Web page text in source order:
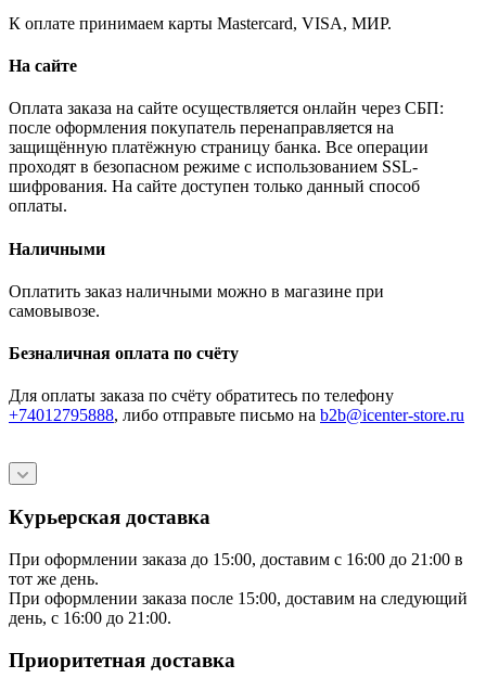
К оплате принимаем карты Mastercard, VISA, МИР.
На сайте
Оплата заказа на сайте осуществляется онлайн через СБП:
после оформления покупатель перенаправляется на
защищённую платёжную страницу банка. Все операции
проходят в безопасном режиме с использованием SSL-
шифрования. На сайте доступен только данный способ
оплаты.
Наличными
Оплатить заказ наличными можно в магазине при
самовывозе.
Безналичная оплата по счёту
Для оплаты заказа по счёту обратитесь по телефону
+74012795888, либо отправьте письмо на b2b@icenter-store.ru
Курьерская доставка
При оформлении заказа до 15:00, доставим с 16:00 до 21:00 в
тот же день.
При оформлении заказа после 15:00, доставим на следующий
день, с 16:00 до 21:00.
Приоритетная доставка